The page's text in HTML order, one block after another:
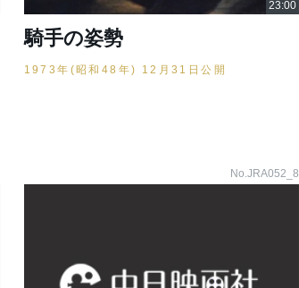
騎手の姿勢
1973年(昭和48年) 12月31日公開
No.JRA052_8